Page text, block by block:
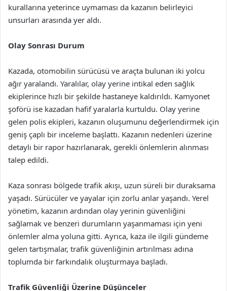
kurallarına yeterince uymaması da kazanın belirleyici
unsurları arasında yer aldı.
Olay Sonrası Durum
Kazada, otomobilin sürücüsü ve araçta bulunan iki yolcu
ağır yaralandı. Yaralılar, olay yerine intikal eden sağlık
ekiplerince hızlı bir şekilde hastaneye kaldırıldı. Kamyonet
şoförü ise kazadan hafif yaralarla kurtuldu. Olay yerine
gelen polis ekipleri, kazanın oluşumunu değerlendirmek için
geniş çaplı bir inceleme başlattı. Kazanın nedenleri üzerine
detaylı bir rapor hazırlanarak, gerekli önlemlerin alınması
talep edildi.
Kaza sonrası bölgede trafik akışı, uzun süreli bir duraksama
yaşadı. Sürücüler ve yayalar için zorlu anlar yaşandı. Yerel
yönetim, kazanın ardından olay yerinin güvenliğini
sağlamak ve benzeri durumların yaşanmaması için yeni
önlemler alma yoluna gitti. Ayrıca, kaza ile ilgili gündeme
gelen tartışmalar, trafik güvenliğinin artırılması adına
toplumda bir farkındalık oluşturmaya başladı.
Trafik Güvenliği Üzerine Düşünceler